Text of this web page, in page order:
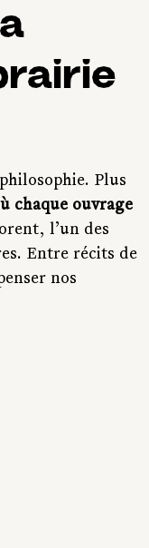
Plus
chaque ouvrage
l’un des
Entre récits de
nos